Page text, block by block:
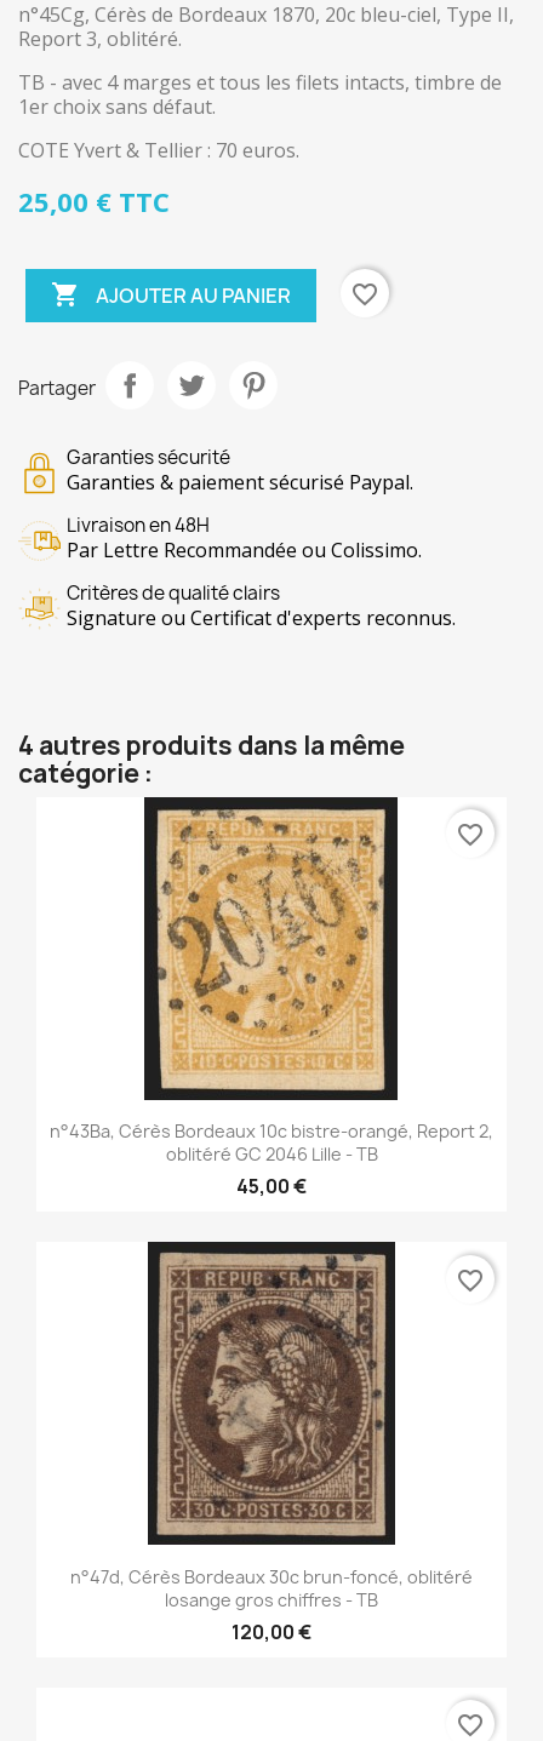
n°45Cg, Cérès de Bordeaux 1870, 20c bleu-ciel, Type II,
Report 3, oblitéré.
TB - avec 4 marges et tous les filets intacts, timbre de
1er choix sans défaut.
COTE Yvert & Tellier : 70 euros.
25,00 € TTC
 AJOUTER AU PANIER favorite_border
Partager
Garanties sécurité
Garanties & paiement sécurisé Paypal.
Livraison en 48H
Par Lettre Recommandée ou Colissimo.
Critères de qualité clairs
Signature ou Certificat d'experts reconnus.
4 autres produits dans la même
catégorie :
n°43Ba, Cérès Bordeaux 10c bistre-orangé, Report 2,
oblitéré GC 2046 Lille - TB
45,00 €
favorite_border
n°47d, Cérès Bordeaux 30c brun-foncé, oblitéré
losange gros chiffres - TB
120,00 €
favorite_border
favorite_border